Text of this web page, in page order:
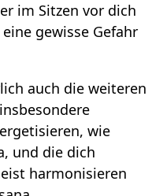
im Sitzen vor dich
gewisse Gefahr
auch die weiteren
wie
und die dich
harmonisieren